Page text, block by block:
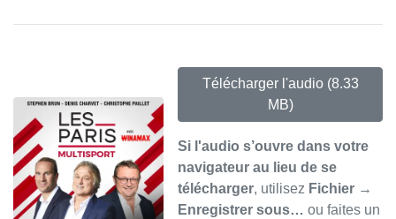
Télécharger l'audio (8.33
MB)
Si l'audio s’ouvre dans votre
navigateur au lieu de se
télécharger, utilisez Fichier →
Enregistrer sous… ou faites un